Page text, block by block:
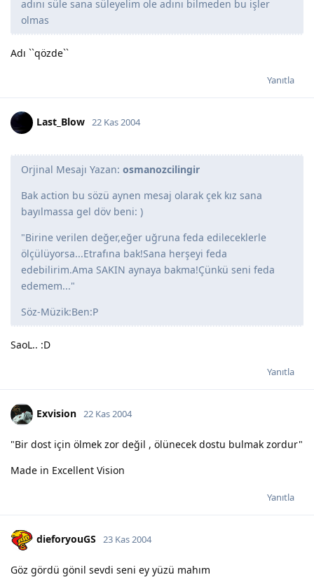
adını süle sana süleyelim ole adını bilmeden bu işler
olmas
Adı ``qözde``
Yanıtla
Last_Blow 22 Kas 2004
Orjinal Mesajı Yazan: osmanozcilingir
Bak action bu sözü aynen mesaj olarak çek kız sana
bayılmassa gel döv beni: )
"Birine verilen değer,eğer uğruna feda edileceklerle
ölçülüyorsa...Etrafına bak!Sana herşeyi feda
edebilirim.Ama SAKIN aynaya bakma!Çünkü seni feda
edemem..."
Söz-Müzik:Ben:P
SaoL.. :D
Yanıtla
Exvision 22 Kas 2004
"Bir dost için ölmek zor değil , ölünecek dostu bulmak zordur"
Made in Excellent Vision
Yanıtla
dieforyouGS 23 Kas 2004
Göz gördü gönil sevdi seni ey yüzü mahım